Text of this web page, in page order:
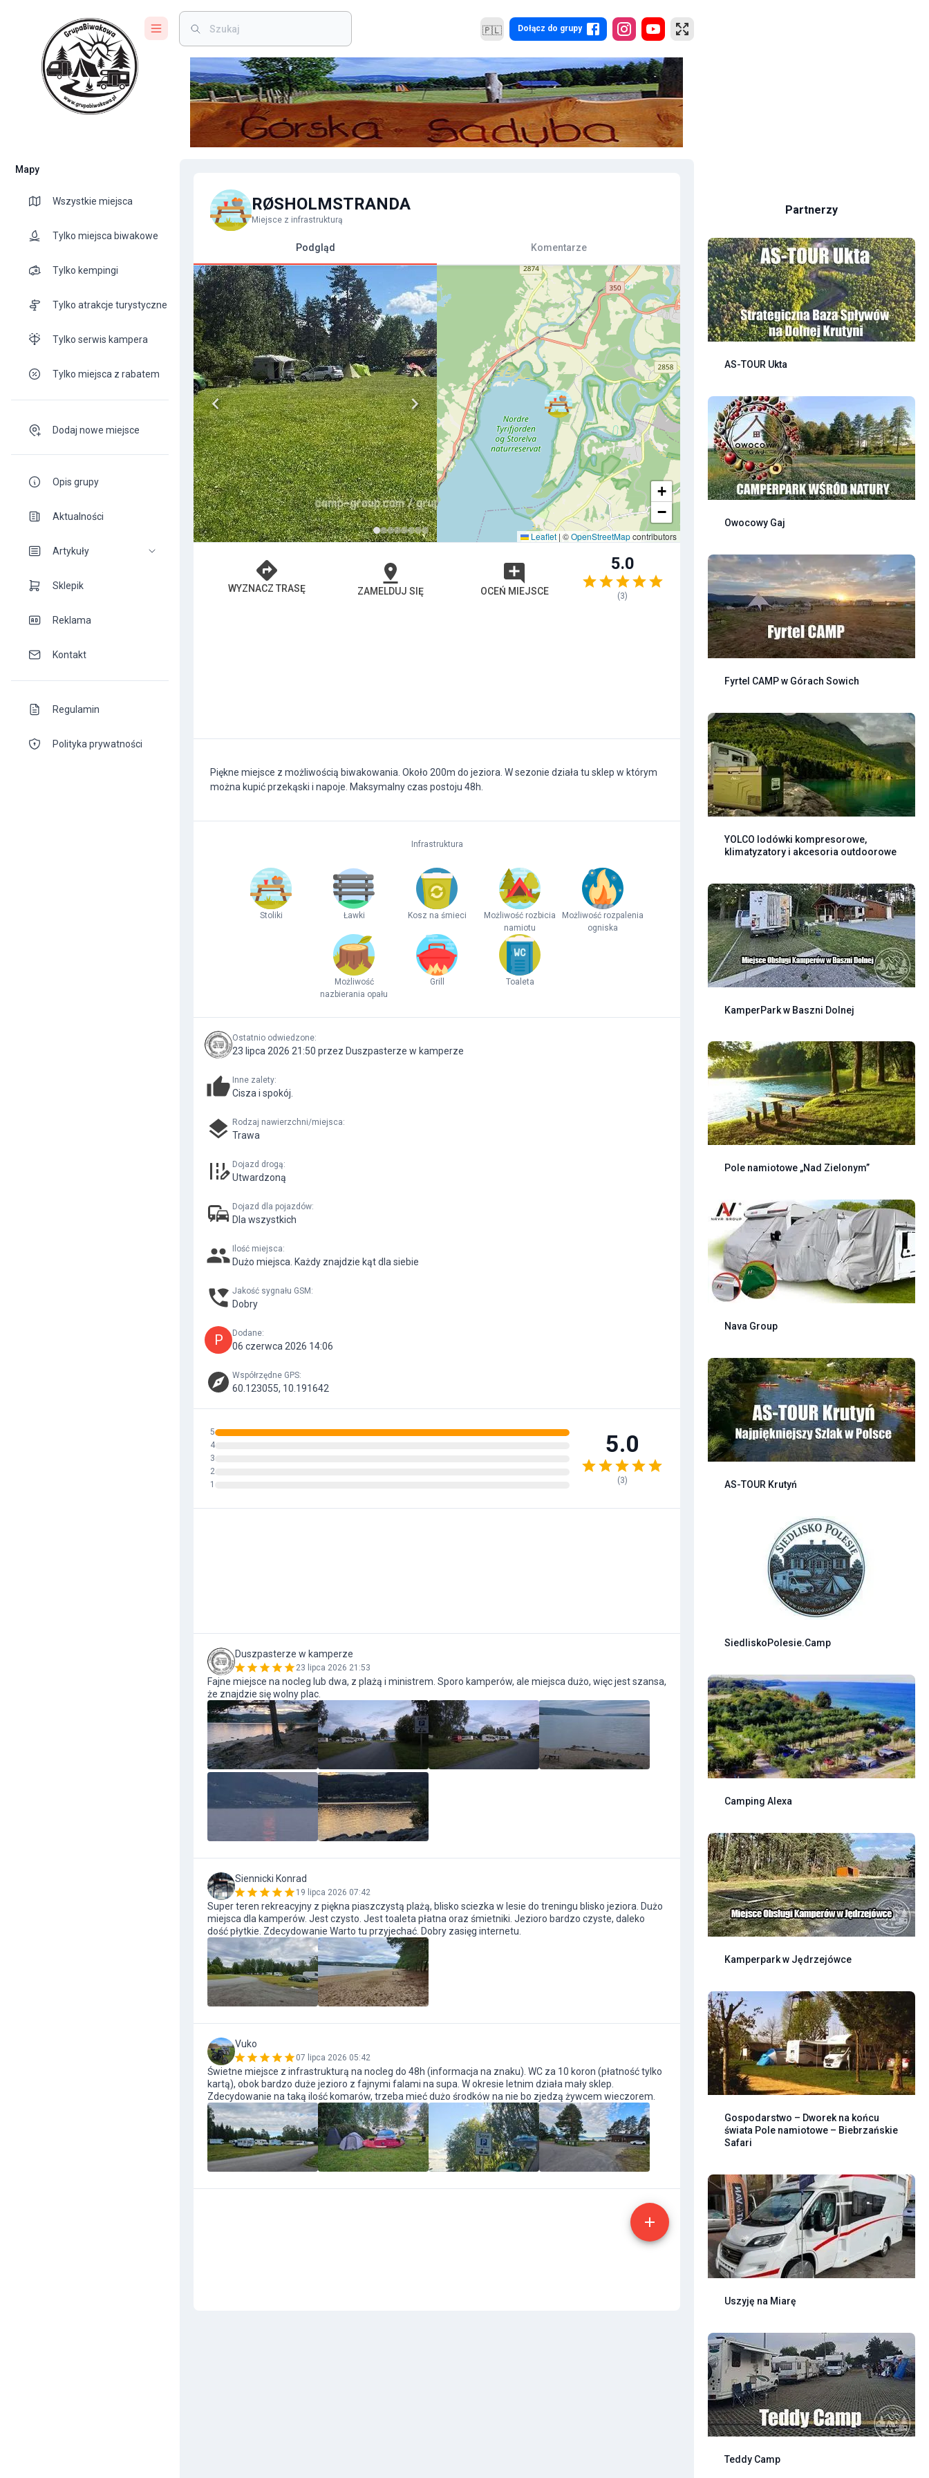
🇵🇱 Dołącz do grupy
Mapy
Wszystkie miejsca
Tylko miejsca biwakowe
Tylko kempingi
Tylko atrakcje turystyczne
Tylko serwis kampera
Tylko miejsca z rabatem
Dodaj nowe miejsce
Opis grupy
Aktualności
Artykuły
Sklepik
Reklama
Kontakt
Regulamin
Polityka prywatności
RØSHOLMSTRANDA
Miejsce z infrastrukturą
Podgląd Komentarze
+
−
Leaflet | ©OpenStreetMapcontributors
WYZNACZ TRASĘ ZAMELDUJ SIĘ OCEŃ MIEJSCE
5.0
(3)
Piękne miejsce z możliwością biwakowania. Około 200m do jeziora. W sezonie działa tu sklep w którym
można kupić przekąski i napoje. Maksymalny czas postoju 48h.
Infrastruktura
Stoliki Ławki Kosz na śmieci
Możliwość rozbicia
namiotu
Możliwość rozpalenia
ogniska
Możliwość
nazbierania opału
Grill Toaleta
Ostatnio odwiedzone:
23 lipca 2026 21:50 przez Duszpasterze w kamperze
Inne zalety:
Cisza i spokój.
Rodzaj nawierzchni/miejsca:
Trawa
Dojazd drogą:
Utwardzoną
Dojazd dla pojazdów:
Dla wszystkich
Ilość miejsca:
Dużo miejsca. Każdy znajdzie kąt dla siebie
Jakość sygnału GSM :
Dobry
P Dodane:
06 czerwca 2026 14:06
Współrzędne GPS:
60.123055, 10.191642
5
4
3
2
1
5.0
(3)
Duszpasterze w kamperze
23 lipca 2026 21:53
Fajne miejsce na nocleg lub dwa, z plażą i ministrem. Sporo kamperów, ale miejsca dużo, więc jest szansa,
że znajdzie się wolny plac.
Siennicki Konrad
19 lipca 2026 07:42
Super teren rekreacyjny z piękna piaszczystą plażą, blisko sciezka w lesie do treningu blisko jeziora. Dużo
miejsca dla kamperów. Jest czysto. Jest toaleta płatna oraz śmietniki. Jezioro bardzo czyste, daleko
dość płytkie. Zdecydowanie Warto tu przyjechać. Dobry zasięg internetu.
Vuko
07 lipca 2026 05:42
Świetne miejsce z infrastrukturą na nocleg do 48h (informacja na znaku). WC za 10 koron (płatność tylko
kartą), obok bardzo duże jezioro z fajnymi falami na supa. W okresie letnim działa mały sklep.
Zdecydowanie na taką ilość komarów, trzeba mieć dużo środków na nie bo zjedzą żywcem wieczorem.
Partnerzy
AS-TOUR Ukta
Owocowy Gaj
Fyrtel CAMP w Górach Sowich
YOLCO lodówki kompresorowe,
klimatyzatory i akcesoria outdoorowe
KamperPark w Baszni Dolnej
Pole namiotowe „Nad Zielonym”
Nava Group
AS-TOUR Krutyń
SiedliskoPolesie.Camp
Camping Alexa
Kamperpark w Jędrzejówce
Gospodarstwo – Dworek na końcu
świata Pole namiotowe – Biebrzańskie
Safari
Uszyję na Miarę
Teddy Camp